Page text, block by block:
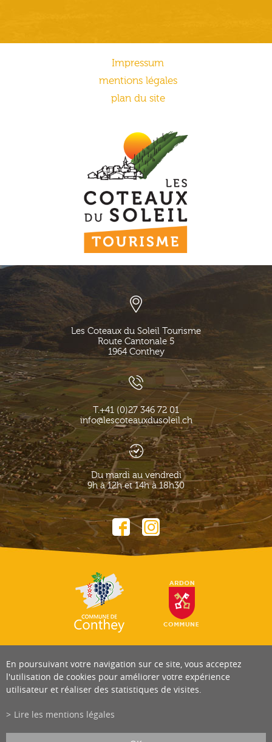
Impressum
mentions légales
plan du site
Les Coteaux du Soleil Tourisme
Route Cantonale 5
1964 Conthey
T.+41 (0)27 346 72 01
info@lescoteauxdusoleil.ch
Du mardi au vendredi
9h à 12h et 14h à 18h30
En poursuivant votre navigation sur ce site, vous acceptez
l'utilisation de cookies pour améliorer votre expérience
utilisateur et réaliser des statistiques de visites.
Lire les mentions légales